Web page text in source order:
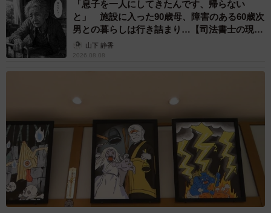
「息子を一人にしてきたんです、帰らない
と」 施設に入った90歳母、障害のある60歳次
男との暮らしは行き詰まり…【司法書士の現場
から】山下 静香
2026.08.08